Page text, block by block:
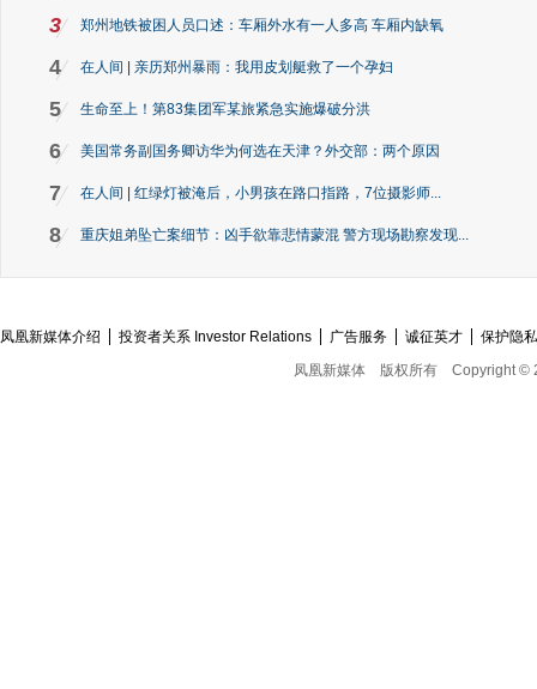
3 郑州地铁被困人员口述：车厢外水有一人多高 车厢内缺氧
4 在人间 | 亲历郑州暴雨：我用皮划艇救了一个孕妇
5 生命至上！第83集团军某旅紧急实施爆破分洪
6 美国常务副国务卿访华为何选在天津？外交部：两个原因
7 在人间 | 红绿灯被淹后，小男孩在路口指路，7位摄影师...
8 重庆姐弟坠亡案细节：凶手欲靠悲情蒙混 警方现场勘察发现...
凤凰新媒体介绍 投资者关系 Investor Relations 广告服务 诚征英才
保护隐
凤凰新媒体
版权所有 Copyright ©